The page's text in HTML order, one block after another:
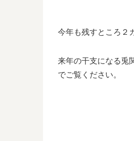
今年も残すところ２
来年の干支になる兎
でご覧ください。